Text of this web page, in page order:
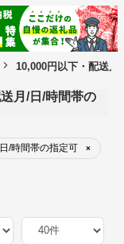
10,000円以下・配送
月/日/時間帯の
/時間帯の指定可 ×